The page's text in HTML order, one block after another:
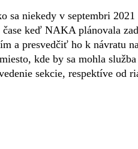
sa niekedy v septembri
keď NAKA plánovala
a presvedčiť ho k návratu
kde by sa mohla
sekcie, respektíve od